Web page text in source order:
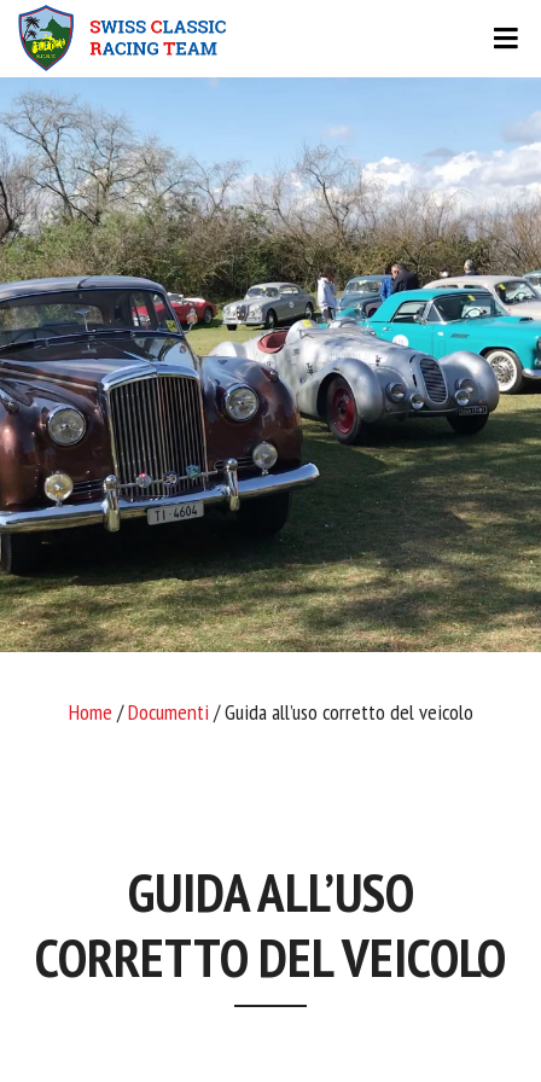
Home /Documenti / Guida all’uso corretto del veicolo
GUIDA ALL’USO
CORRETTO DEL VEICOLO